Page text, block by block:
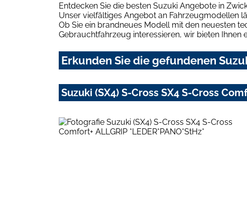
Entdecken Sie die besten Suzuki Angebote in
Unser vielfältiges Angebot an Fahrzeugmodellen
Ob Sie ein brandneues Modell mit den neuesten
Gebrauchtfahrzeug interessieren, wir bieten Ihnen
Erkunden Sie die gefundenen
Suzuki (SX4) S-Cross SX4 S-Cross